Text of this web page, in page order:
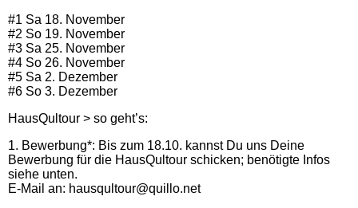
#1 Sa 18. November
#2 So 19. November
#3 Sa 25. November
#4 So 26. November
#5 Sa 2. Dezember
#6 So 3. Dezember
HausQultour > so geht’s:
1. Bewerbung*: Bis zum 18.10. kannst Du uns Deine
Bewerbung für die HausQultour schicken; benötigte Infos
siehe unten.
E-Mail an: hausqultour@quillo.net